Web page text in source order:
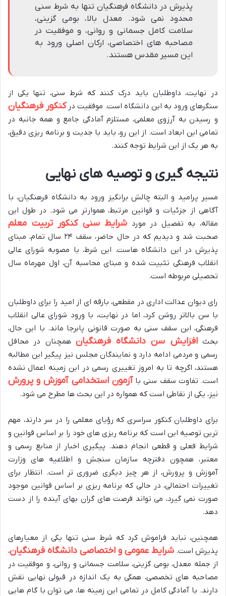
پذیرش در دانشگاه فرهنگیان تنها به شرط سنی
محدود نمی شود. معدل بالا، بومی گزینی،
سلامت کامل جسمانی و روانی، و موفقیت در
مصاحبه های اختصاصی، ارکان اصلی ورود به
این مسیر مقدس هستند.
در نهایت، داوطلبان باید درک کنند که شرط سنی، تنها یکی از
سنگرهای ورود به این دانشگاه است. موفقیت درکنکور فرهنگیان
و رسیدن به آرزوی معلمی، مستلزم آمادگی جامع و همه جانبه در
تمامی این ابعاد است. از این رو، باید با جدیت و برنامه ریزی دقیق،
به هر یک از این شرایط توجه کنند.
نتیجه گیری و توصیه های نهایی
مسیر پرامید و البته چالش برانگیز ورود به دانشگاه فرهنگیان، با
آگاهی از جزئیات و قوانین مرتبط، هموارتر می شود. در طول این
مقاله، به تفصیل در مورد شرایط سنی کنکور تربیت معلم
صحبت شد و دیدیم که در حال حاضر، سقف ۲۴ سال تمام، مبنای
پذیرش در این دانشگاه هاست. این شرط، با مصوبه شورای عالی
انقلاب فرهنگی تثبیت شده و مبنای محاسبه آن، اول مهرماه سال
تحصیلی مربوطه است.
رای دیوان عدالت اداری در مقطعی، بارقه ای از امید را برای داوطلبان
با سن بالاتر روشن کرد، اما در نهایت، با ورود شورای عالی انقلاب
فرهنگی، این سقف سنی به صورت قانونی پابرجا ماند. با این حال،
بحثافزایش سن دانشگاه فرهنگیان همچنان در محافل
رسمی و مردمی ادامه دارد و نمایندگان مجلس نیز پیگیر این مطالبه
هستند، اگرچه تا به امروز تغییری رسمی در این زمینه اعمال نشده
است. تفاوت سقف سنی باآزمون استخدامی آموزش و پرورش
نیز، یکی از نقاطی است که همواره در این بحث ها مطرح می شود.
برای داوطلبان کنکور سراسری که رؤیای معلمی را در سر دارند، مهم
ترین توصیه این است که برنامه ریزی های خود را بر اساس قوانین و
شرایط فعلی و قطعی انجام دهند. پیگیری اخبار از منابع رسمی و
معتبر، همچون دفترچه سازمان سنجش و اطلاعیه های وزارت
آموزش و پرورش، از هر چیز دیگری ضروری تر است. انتظار برای
تغییرات احتمالی، در حالی که برنامه ریزی بر اساس قوانین موجود
صورت نمی گیرد، می تواند فرصت های گران بهای آینده را از دست
دهد.
همچنین، نباید فراموش کرد که شرط سنی تنها یکی از معیارهای
پذیرش است. شرایط عمومی و اختصاصی دانشگاه فرهنگیان،
از جمله معدل، بومی گزینی، سلامت جسمانی و روانی، و موفقیت در
مصاحبه های تخصصی، همگی به یک اندازه در قبولی نهایی نقش
دارند. با آمادگی کامل در تمامی این زمینه ها، می توان با گام هایی